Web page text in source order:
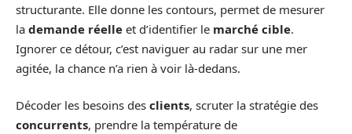
structurante. Elle donne les contours, permet de mesurer
la demande réelle et d’identifier le marché cible.
Ignorer ce détour, c’est naviguer au radar sur une mer
agitée, la chance n’a rien à voir là-dedans.
Décoder les besoins des clients, scruter la stratégie des
concurrents, prendre la température de